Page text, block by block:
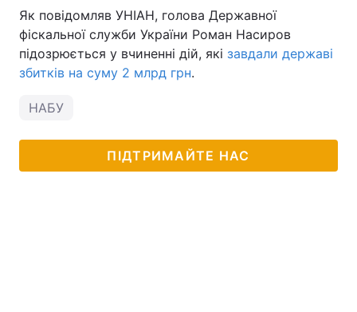
Як повідомляв УНІАН, голова Державної
фіскальної служби України Роман Насиров
підозрюється у вчиненні дій, які завдали державі
збитків на суму 2 млрд грн.
НАБУ
ПІДТРИМАЙТЕ НАС